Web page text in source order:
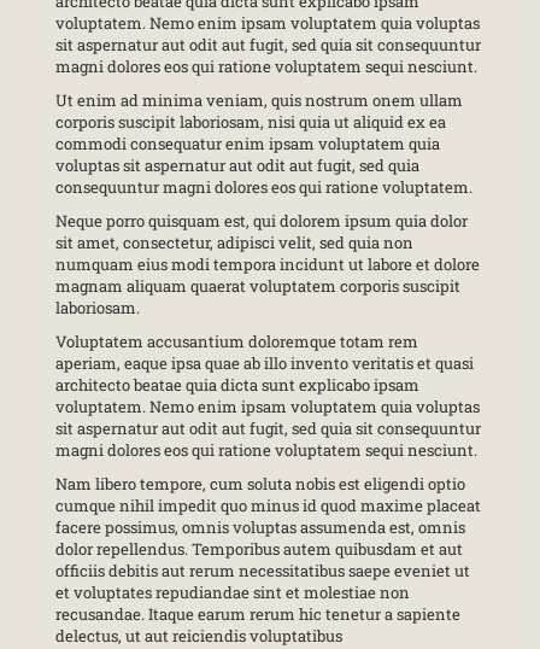
voluptatem. Nemo enim ipsam voluptatem quia voluptas
sit aspernatur aut odit aut fugit, sed quia sit consequuntur
magni dolores eos qui ratione voluptatem sequi nesciunt.
Ut enim ad minima veniam, quis nostrum onem ullam
corporis suscipit laboriosam, nisi quia ut aliquid ex ea
commodi consequatur enim ipsam voluptatem quia
voluptas sit aspernatur aut odit aut fugit, sed quia
consequuntur magni dolores eos qui ratione voluptatem.
Neque porro quisquam est, qui dolorem ipsum quia dolor
sit amet, consectetur, adipisci velit, sed quia non
numquam eius modi tempora incidunt ut labore et dolore
magnam aliquam quaerat voluptatem corporis suscipit
laboriosam.
Voluptatem accusantium doloremque totam rem
aperiam, eaque ipsa quae ab illo invento veritatis et quasi
architecto beatae quia dicta sunt explicabo ipsam
voluptatem. Nemo enim ipsam voluptatem quia voluptas
sit aspernatur aut odit aut fugit, sed quia sit consequuntur
magni dolores eos qui ratione voluptatem sequi nesciunt.
Nam libero tempore, cum soluta nobis est eligendi optio
cumque nihil impedit quo minus id quod maxime placeat
facere possimus, omnis voluptas assumenda est, omnis
dolor repellendus. Temporibus autem quibusdam et aut
officiis debitis aut rerum necessitatibus saepe eveniet ut
et voluptates repudiandae sint et molestiae non
recusandae. Itaque earum rerum hic tenetur a sapiente
delectus, ut aut reiciendis voluptatibus